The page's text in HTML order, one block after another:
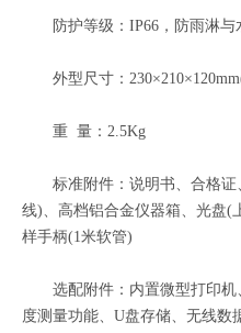
防护等级：IP66，防雨淋与
外型尺寸：
重 量：2.5Kg
标准附件：说明书、合格证
线)、高档铝合金仪器箱、光盘(
样手柄(1米软管)
选配附件：内置微型打印机
度测量功能、U盘存储、无线数